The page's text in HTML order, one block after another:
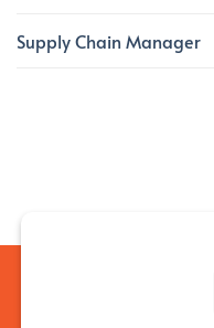
Supply Chain Manager